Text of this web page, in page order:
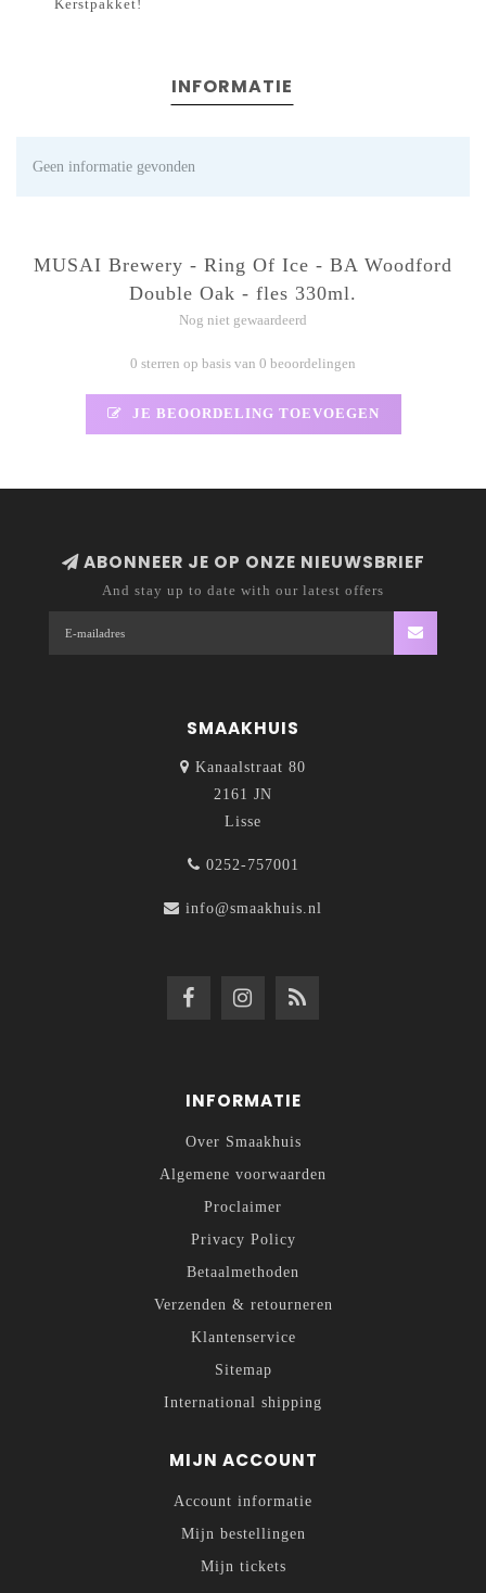
Kerstpakket!
INFORMATIE
Geen informatie gevonden
MUSAI Brewery - Ring Of Ice - BA Woodford
Double Oak - fles 330ml.
Nog niet gewaardeerd
0 sterren op basis van 0 beoordelingen
JE BEOORDELING TOEVOEGEN
ABONNEER JE OP ONZE NIEUWSBRIEF
And stay up to date with our latest offers
SMAAKHUIS
Kanaalstraat 80
2161 JN
Lisse
0252-757001
info@smaakhuis.nl
INFORMATIE
Over Smaakhuis
Algemene voorwaarden
Proclaimer
Privacy Policy
Betaalmethoden
Verzenden & retourneren
Klantenservice
Sitemap
International shipping
MIJN ACCOUNT
Account informatie
Mijn bestellingen
Mijn tickets